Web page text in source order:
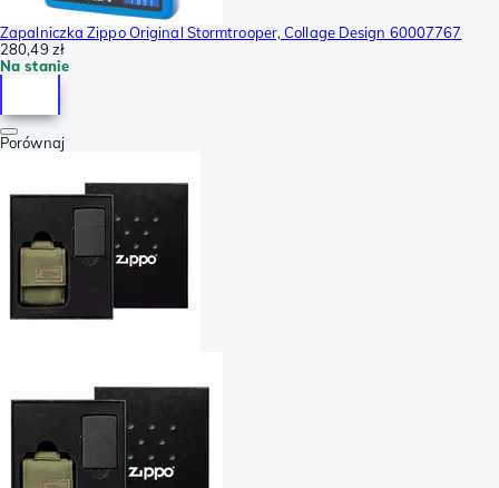
Zapalniczka Zippo Original Stormtrooper, Collage Design 60007767
280,49 zł
Na stanie
Porównaj